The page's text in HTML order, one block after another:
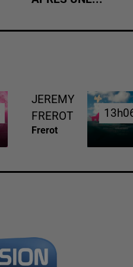
JEREMY
FREROT
Frerot